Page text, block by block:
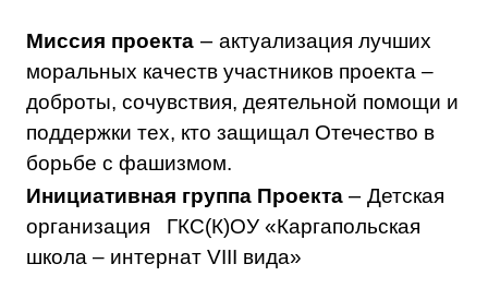
Миссия проекта – актуализация лучших
моральных качеств участников проекта –
доброты, сочувствия, деятельной помощи и
поддержки тех, кто защищал Отечество в
борьбе с фашизмом.
Инициативная группа Проекта – Детская
организация ГКС(К)ОУ «Каргапольская
школа – интернат VIII вида»